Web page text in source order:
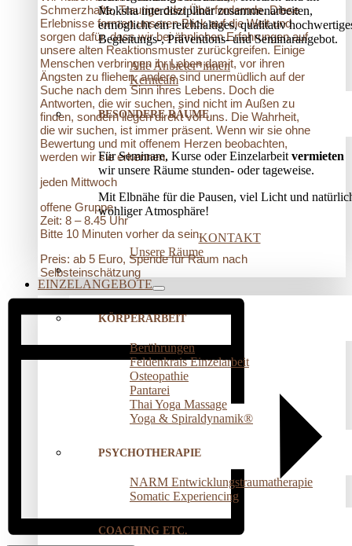
Moksha interdisziplinär zusammenarbeiten,
ermöglicht ein reichhaltiges, qualitativ
Begleitungs-, Präventions­- und Seminarangebot.
Alle Anbieter*innen
Kernteam
BESONDERE RÄUME
Für Seminare, Kurse oder Einzelarbeit vermieten
wir unsere Räume stunden- oder tageweise.
Mit Elbnähe für die Pausen, viel Licht und
wohliger Atmosphäre!
KONTAKT
Unsere Räume
EINZELANGEBOTE
KÖRPERARBEIT
Berührungen
Feldenkrais Einzelarbeit
Osteopathie
Pantarei
Thai Yoga Massage
Yoga & Spiraldynamik®
PSYCHOTHERAPIE
NARM Entwicklungstraumatherapie
Somatic Experiencing
COACHING ETC.
Schmerzhafte, Traurige oder Überfordernde. Diese
Erlebnisse formen unseren Blick auf die Welt und
sorgen dafür, dass wir bei ähnlichen Erfahrungen auf
unsere alten Reaktionsmuster zurückgreifen. Einige
Menschen verbringen ihr Leben damit, vor ihren
Ängsten zu fliehen, andere sind unermüdlich auf der
Suche nach dem Sinn ihres Lebens. Doch die
Antworten, die wir suchen, sind nicht im Außen zu
finden, sondern liegen direkt vor uns. Die Wahrheit,
die wir suchen, ist immer präsent. Wenn wir sie ohne
Bewertung und mit offenem Herzen beobachten,
werden wir sie erkennen.
jeden Mittwoch
offene Gruppe
Zeit: 8 – 8.45 Uhr
Bitte 10 Minuten vorher da sein.
Preis: ab 5 Euro, Spende für Raum nach
Selbsteinschätzung